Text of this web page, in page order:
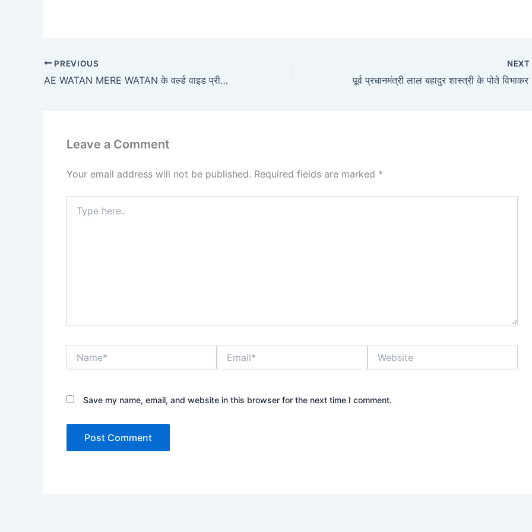
PREVIOUS
AE WATAN MERE WATAN के वर्ल्ड वाइड प्रीमियर की घोषणा, 21 मार्च को होगा प्रीमियर
NEXT
Leave a Comment
Your email address will not be published. Required fields are marked *
here..
Save my name, email, and website in this browser for the next time I comment.